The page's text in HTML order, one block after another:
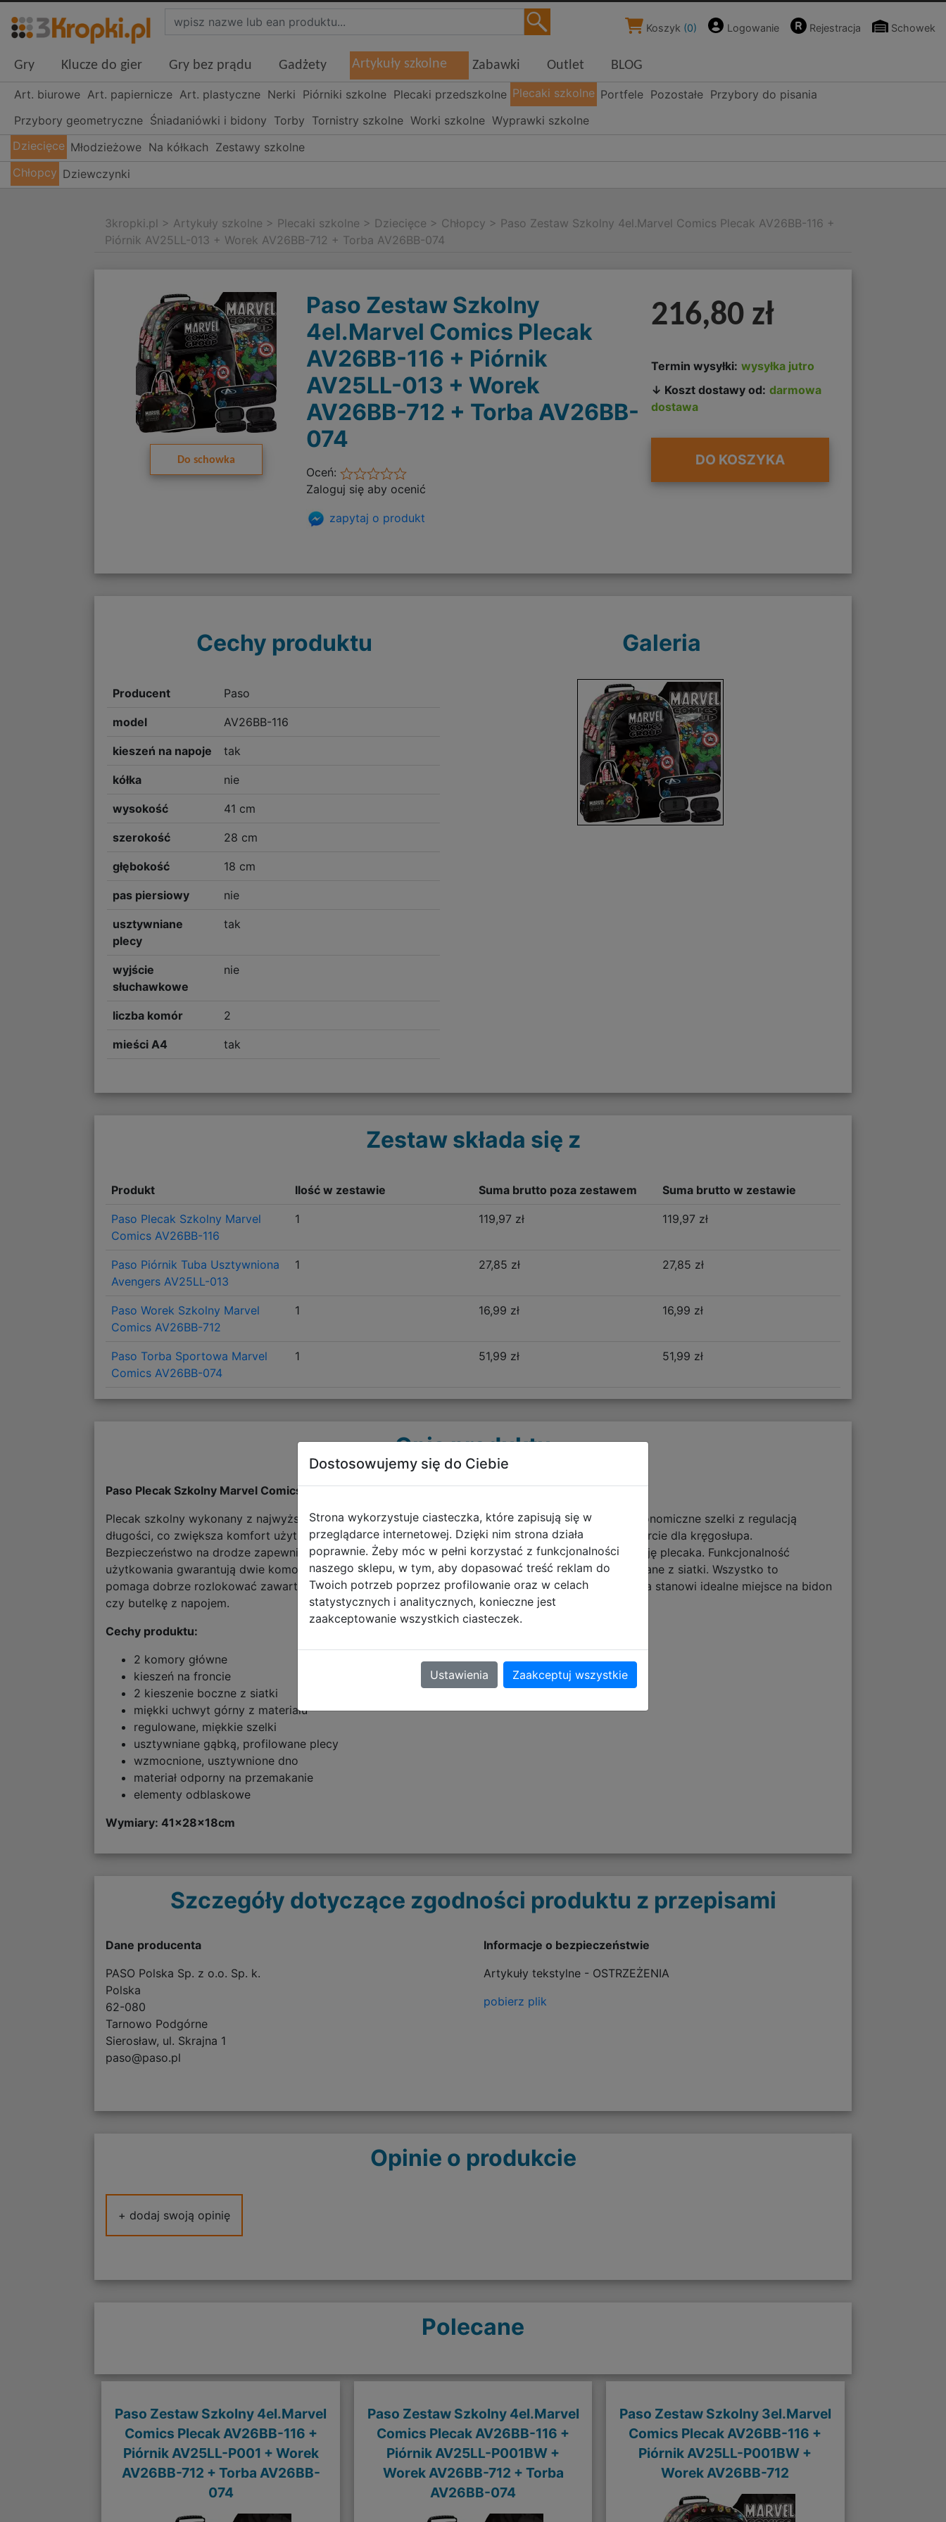
Koszyk (0) Logowanie Rejestracja Schowek
Gry Klucze do gier Gry bez prądu Gadżety Artykuły szkolne Zabawki Outlet BLOG
Art. biurowe Art. papiernicze Art. plastyczne Nerki Piórniki szkolne Plecaki przedszkolne Plecaki szkolne Portfele Pozostałe Przybory do pisania
Przybory geometryczne Śniadaniówki i bidony Torby Tornistry szkolne Worki szkolne Wyprawki szkolne
Dziecięce Młodzieżowe Na kółkach Zestawy szkolne
Chłopcy Dziewczynki
3kropki.pl > Artykuły szkolne > Plecaki szkolne > Dziecięce > Chłopcy > Paso Zestaw Szkolny 4el.Marvel Comics Plecak AV26BB-116 +
Piórnik AV25LL-013 + Worek AV26BB-712 + Torba AV26BB-074
Do schowka
Paso Zestaw Szkolny
4el.Marvel Comics Plecak
AV26BB-116 + Piórnik
AV25LL-013 + Worek
AV26BB-712 + Torba AV26BB-
074
Oceń:
Zaloguj się aby ocenić
zapytaj o produkt
216,80 zł
Termin wysyłki: wysyłka jutro
↓ Koszt dostawy od: darmowa
dostawa
DO KOSZYKA
Cechy produktu
Producent Paso
model AV26BB-116
kieszeń na napoje tak
kółka nie
wysokość 41 cm
szerokość 28 cm
głębokość 18 cm
pas piersiowy nie
usztywniane
plecy
tak
wyjście
słuchawkowe
nie
liczba komór 2
mieści A4 tak
Galeria
Zestaw składa się z
Produkt Ilość w zestawie Suma brutto poza zestawem Suma brutto w zestawie
Paso Plecak Szkolny Marvel
Comics AV26BB-116
1 119,97 zł 119,97 zł
Paso Piórnik Tuba Usztywniona
Avengers AV25LL-013
1 27,85 zł 27,85 zł
Paso Worek Szkolny Marvel
Comics AV26BB-712
1 16,99 zł 16,99 zł
Paso Torba Sportowa Marvel
Comics AV26BB-074
1 51,99 zł 51,99 zł
Opis produktu
Paso Plecak Szkolny Marvel Comics AV26BB-116
Plecak szkolny wykonany z najwyższej jakości materiałów. Jest lekki, posiada miękkie, szerokie, ergonomiczne szelki z regulacją
długości, co zwiększa komfort użytkowania. Usztywniane dno oraz plecy stanowią doskonałe podparcie dla kręgosłupa.
Bezpieczeństwo na drodze zapewniają liczne elementy odblaskowe, które stanowią również dekorację plecaka. Funkcjonalność
użytkowania gwarantują dwie komory główne, kieszeń na froncie oraz dwie kieszenie boczne wykonane z siatki. Wszystko to
pomaga dobrze rozlokować zawartość i utrzymać porządek w plecaku. Boczna elastyczna kieszonka stanowi idealne miejsce na bidon
czy butelkę z napojem.
Cechy produktu:
2 komory główne
kieszeń na froncie
2 kieszenie boczne z siatki
miękki uchwyt górny z materiału
regulowane, miękkie szelki
usztywniane gąbką, profilowane plecy
wzmocnione, usztywnione dno
materiał odporny na przemakanie
elementy odblaskowe
Wymiary: 41x28x18cm
Szczegóły dotyczące zgodności produktu z przepisami
Dane producenta
PASO Polska Sp. z o.o. Sp. k.
Polska
62-080
Tarnowo Podgórne
Sierosław, ul. Skrajna 1
paso@paso.pl
Informacje o bezpieczeństwie
Artykuły tekstylne - OSTRZEŻENIA
pobierz plik
Opinie o produkcie
+ dodaj swoją opinię
Polecane
Paso Zestaw Szkolny 4el.Marvel
Comics Plecak AV26BB-116 +
Piórnik AV25LL-P001 + Worek
AV26BB-712 + Torba AV26BB-
074
Paso Zestaw Szkolny 4el.Marvel
Comics Plecak AV26BB-116 +
Piórnik AV25LL-P001BW +
Worek AV26BB-712 + Torba
AV26BB-074
Paso Zestaw Szkolny 3el.Marvel
Comics Plecak AV26BB-116 +
Piórnik AV25LL-P001BW +
Worek AV26BB-712
Dostosowujemy się do Ciebie
Strona wykorzystuje ciasteczka, które zapisują się w
przeglądarce internetowej. Dzięki nim strona działa
poprawnie. Żeby móc w pełni korzystać z funkcjonalności
naszego sklepu, w tym, aby dopasować treść reklam do
Twoich potrzeb poprzez profilowanie oraz w celach
statystycznych i analitycznych, konieczne jest
zaakceptowanie wszystkich ciasteczek.
Ustawienia Zaakceptuj wszystkie